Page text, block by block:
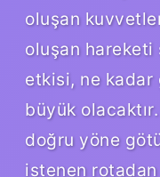
oluşan
oluşan
etkisi, ne kadar
büyük
doğru yöne
istenen rotadan